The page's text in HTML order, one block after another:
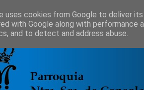
uses cookies from Google to deliver
with Google along with
and to detect and address abuse.